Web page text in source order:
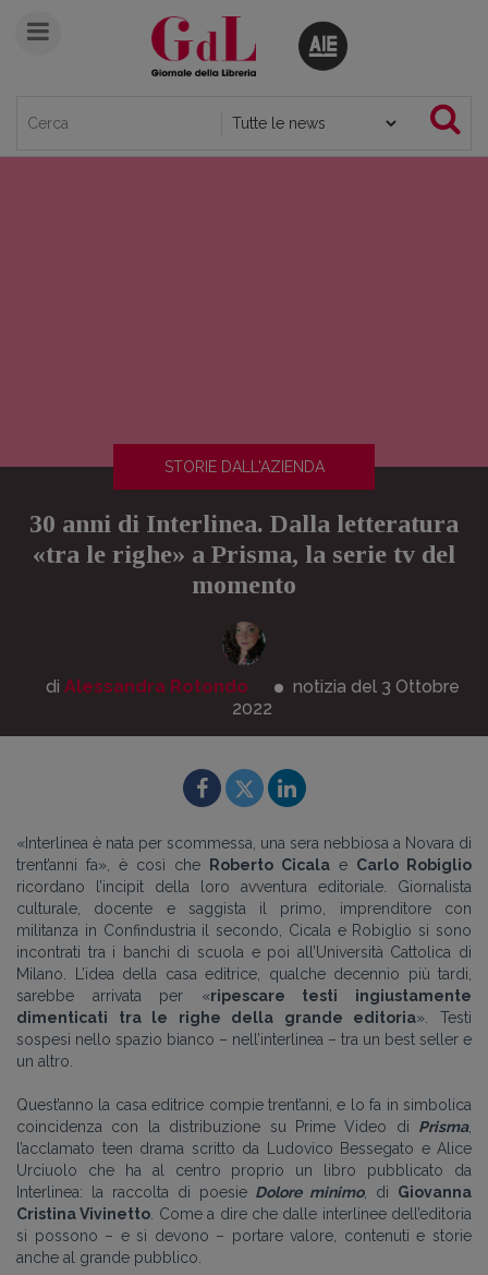
STORIE DALL'AZIENDA
30 anni di Interlinea. Dalla letteratura
«tra le righe» a Prisma, la serie tv del
momento
di Alessandra Rotondo notizia del 3 Ottobre
2022
«Interlinea è nata per scommessa, una sera nebbiosa a Novara di
trent’anni fa», è così che
Roberto Cicala e Carlo Robiglio
ricordano l’incipit della loro avventura editoriale. Giornalista
culturale, docente e saggista il primo, imprenditore con
militanza in Confindustria il secondo, Cicala e Robiglio si sono
incontrati tra i banchi di scuola e poi all’Università Cattolica di
Milano. L’idea della casa editrice, qualche decennio più tardi,
sarebbe arrivata per «ripescare testi ingiustamente
dimenticati tra le righe della grande editoria». Testi
sospesi nello spazio bianco – nell’interlinea – tra un best seller e
un altro.
Quest’anno la casa editrice compie trent’anni, e lo fa in simbolica
coincidenza con la distribuzione su Prime Video di Prisma,
l’acclamato teen drama scritto da Ludovico Bessegato e Alice
Urciuolo che ha al centro proprio un libro pubblicato da
Interlinea: la raccolta di poesie Dolore minimo, di Giovanna
Cristina Vivinetto . Come a dire che dalle interlinee dell’editoria
si possono – e si devono – portare valore, contenuti e storie
anche al grande pubblico.